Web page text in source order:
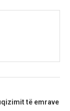
të emrave